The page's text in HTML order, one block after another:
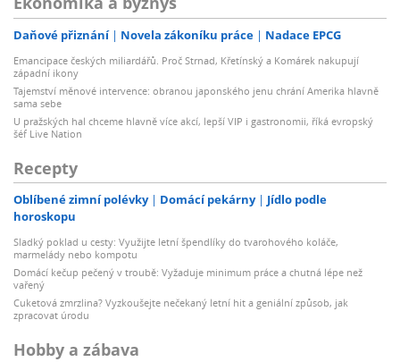
Daňové přiznání Novela zákoníku práce Nadace EPCG
Emancipace českých miliardářů. Proč Strnad, Křetínský a Komárek nakupují
západní ikony
Tajemství měnové intervence: obranou japonského jenu chrání Amerika hlavně
sama sebe
U pražských hal chceme hlavně více akcí, lepší VIP i gastronomii, říká evropský
šéf Live Nation
Recepty
Oblíbené zimní polévky Domácí pekárny
Jídlo podle
horoskopu
Sladký poklad u cesty: Využijte letní špendlíky do tvarohového koláče,
marmelády nebo kompotu
Domácí kečup pečený v troubě: Vyžaduje minimum práce a chutná lépe než
vařený
Cuketová zmrzlina? Vyzkoušejte nečekaný letní hit a geniální způsob, jak
zpracovat úrodu
Hobby a zábava